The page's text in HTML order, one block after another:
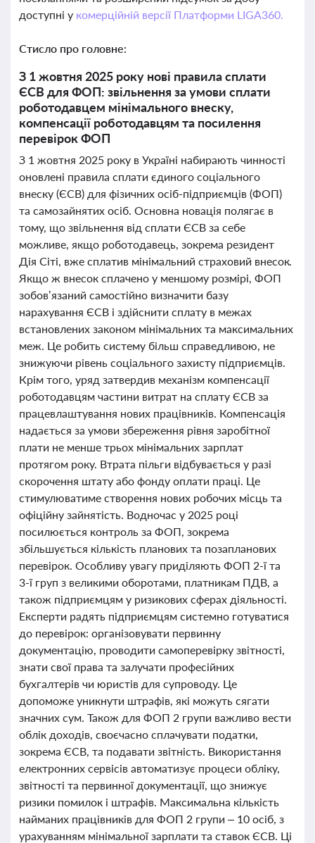
доступні у комерційній версії Платформи LIGA360.
Стисло про головне:
З 1 жовтня 2025 року нові правила сплати
ЄСВ для ФОП: звільнення за умови сплати
роботодавцем мінімального внеску,
компенсації роботодавцям та посилення
перевірок ФОП
З 1 жовтня 2025 року в Україні набирають чинності
оновлені правила сплати єдиного соціального
внеску (ЄСВ) для фізичних осіб-підприємців (ФОП)
та самозайнятих осіб. Основна новація полягає в
тому, що звільнення від сплати ЄСВ за себе
можливе, якщо роботодавець, зокрема резидент
Дія Сіті, вже сплатив мінімальний страховий внесок.
Якщо ж внесок сплачено у меншому розмірі, ФОП
зобов’язаний самостійно визначити базу
нарахування ЄСВ і здійснити сплату в межах
встановлених законом мінімальних та максимальних
меж. Це робить систему більш справедливою, не
знижуючи рівень соціального захисту підприємців.
Крім того, уряд затвердив механізм компенсації
роботодавцям частини витрат на сплату ЄСВ за
працевлаштування нових працівників. Компенсація
надається за умови збереження рівня заробітної
плати не менше трьох мінімальних зарплат
протягом року. Втрата пільги відбувається у разі
скорочення штату або фонду оплати праці. Це
стимулюватиме створення нових робочих місць та
офіційну зайнятість. Водночас у 2025 році
посилюється контроль за ФОП, зокрема
збільшується кількість планових та позапланових
перевірок. Особливу увагу приділяють ФОП 2-ї та
3-ї груп з великими оборотами, платникам ПДВ, а
також підприємцям у ризикових сферах діяльності.
Експерти радять підприємцям системно готуватися
до перевірок: організовувати первинну
документацію, проводити самоперевірку звітності,
знати свої права та залучати професійних
бухгалтерів чи юристів для супроводу. Це
допоможе уникнути штрафів, які можуть сягати
значних сум. Також для ФОП 2 групи важливо вести
облік доходів, своєчасно сплачувати податки,
зокрема ЄСВ, та подавати звітність. Використання
електронних сервісів автоматизує процеси обліку,
звітності та первинної документації, що знижує
ризики помилок і штрафів. Максимальна кількість
найманих працівників для ФОП 2 групи – 10 осіб, з
урахуванням мінімальної зарплати та ставок ЄСВ. Ці